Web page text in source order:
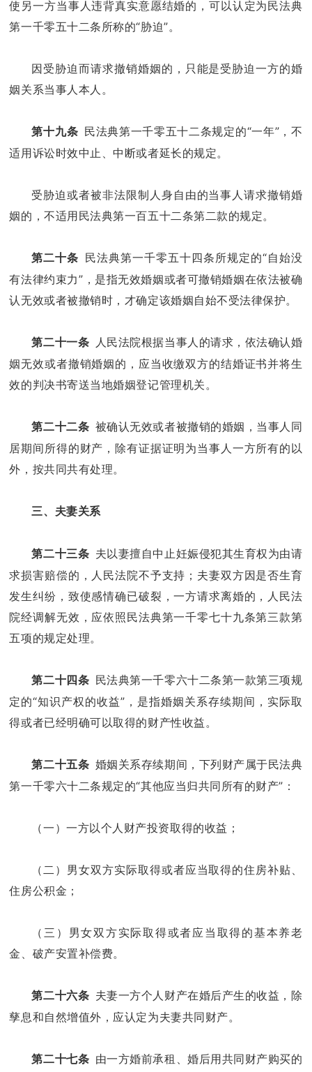
使另一方当事人违背真实意愿结婚的，可以认定为民法典
第一千零五十二条所称的“胁迫”。
因受胁迫而请求撤销婚姻的，只能是受胁迫一方的婚
姻关系当事人本人。
第十九条 民法典第一千零五十二条规定的“一年”，不
适用诉讼时效中止、中断或者延长的规定。
受胁迫或者被非法限制人身自由的当事人请求撤销婚
姻的，不适用民法典第一百五十二条第二款的规定。
第二十条
民法典第一千零五十四条所规定的“自始没
有法律约束力”，是指无效婚姻或者可撤销婚姻在依法被确
认无效或者被撤销时，才确定该婚姻自始不受法律保护。
第二十一条 人民法院根据当事人的请求，依法确认婚
姻无效或者撤销婚姻的，应当收缴双方的结婚证书并将生
效的判决书寄送当地婚姻登记管理机关。
第二十二条 被确认无效或者被撤销的婚姻，当事人同
居期间所得的财产，除有证据证明为当事人一方所有的以
外，按共同共有处理。
三、夫妻关系
第二十三条 夫以妻擅自中止妊娠侵犯其生育权为由请
求损害赔偿的，人民法院不予支持；夫妻双方因是否生育
发生纠纷，致使感情确已破裂，一方请求离婚的，人民法
院经调解无效，应依照民法典第一千零七十九条第三款第
五项的规定处理。
第二十四条 民法典第一千零六十二条第一款第三项规
定的“知识产权的收益”，是指婚姻关系存续期间，实际取
得或者已经明确可以取得的财产性收益。
第二十五条 婚姻关系存续期间，下列财产属于民法典
第一千零六十二条规定的“其他应当归共同所有的财产”：
（一）一方以个人财产投资取得的收益；
（二）男女双方实际取得或者应当取得的住房补贴、
住房公积金；
（三）男女双方实际取得或者应当取得的基本养老
金、破产安置补偿费。
第二十六条 夫妻一方个人财产在婚后产生的收益，除
孳息和自然增值外，应认定为夫妻共同财产。
第二十七条 由一方婚前承租、婚后用共同财产购买的